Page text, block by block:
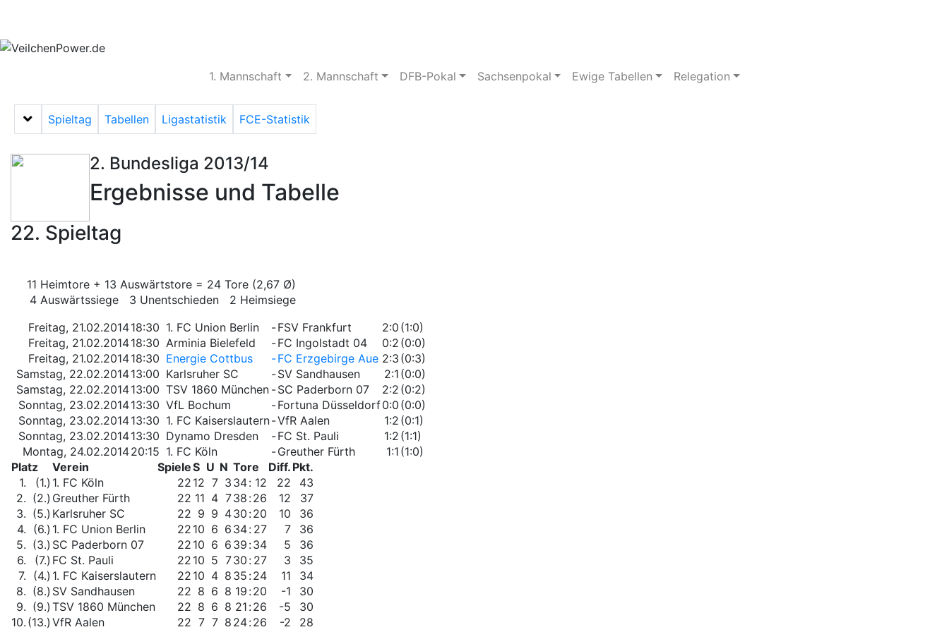
1. Mannschaft 2. Mannschaft DFB-Pokal Sachsenpokal Ewige Tabellen Relegation
Menü auf-/zuklappen
Spieltag Tabellen Ligastatistik FCE-Statistik
2. Bundesliga 2013/14
Ergebnisse und Tabelle
22. Spieltag
11 Heimtore + 13 Auswärtstore = 24 Tore (2,67 Ø)
4 Auswärtssiege 3 Unentschieden 2 Heimsiege
Freitag, 21.02.201418:30 1. FC Union Berlin -FSV Frankfurt 2:0 (1:0)
Freitag, 21.02.201418:30 Arminia Bielefeld -FC Ingolstadt 04 0:2 (0:0)
Freitag, 21.02.201418:30 Energie Cottbus -FC Erzgebirge Aue 2:3 (0:3)
Samstag, 22.02.201413:00 Karlsruher SC -SV Sandhausen 2:1 (0:0)
Samstag, 22.02.201413:00 TSV 1860 München -SC Paderborn 07 2:2 (0:2)
Sonntag, 23.02.201413:30 VfL Bochum -Fortuna Düsseldorf0:0 (0:0)
Sonntag, 23.02.201413:30 1. FC Kaiserslautern-VfR Aalen 1:2 (0:1)
Sonntag, 23.02.201413:30 Dynamo Dresden -FC St. Pauli 1:2 (1:1)
Montag, 24.02.201420:15 1. FC Köln -Greuther Fürth 1:1 (1:0)
Platz
Verein SpieleS U N Tore Diff. Pkt.
1.
(1.) 1. FC Köln 22 12 7 3 34: 12 22
43
2. (2.) Greuther Fürth 22 11 4 738 :26 12
37
3. (5.) Karlsruher SC 22 9 9 430 :20 10
36
4. (6.) 1. FC Union Berlin 22 10 6 6 34: 27 7
36
5. (3.) SC Paderborn 07 22 10 6 6 39 :34 5
36
6.
(7.) FC St. Pauli 22 10 5 730 : 27 3
35
7. (4.) 1. FC Kaiserslautern 22 10 4 8 35 :24 11
34
8. (8.) SV Sandhausen 22 8 6 8 19 :20 -1
30
9. (9.) TSV 1860 München 22 8 6 8 21 :26 -5
30
10. (13.) VfR Aalen 22 7 7 8 24:26 -2
28